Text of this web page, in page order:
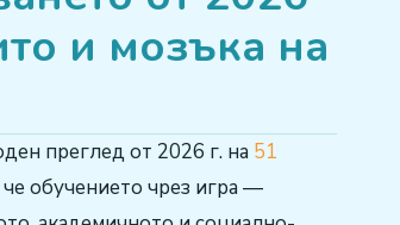
и мозъка на
преглед от 2026 г. на 51
обучението чрез игра —